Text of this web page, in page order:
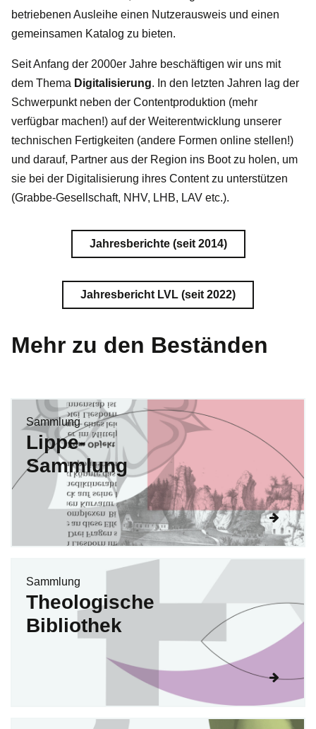
betriebenen Ausleihe einen Nutzerausweis und einen
gemeinsamen Katalog zu bieten.
Seit Anfang der 2000er Jahre beschäftigen wir uns mit
dem Thema Digitalisierung. In den letzten Jahren lag der
Schwerpunkt neben der Contentproduktion (mehr
verfügbar machen!) auf der Weiterentwicklung unserer
technischen Fertigkeiten (andere Formen online stellen!)
und darauf, Partner aus der Region ins Boot zu holen, um
sie bei der Digitalisierung ihres Content zu unterstützen
(Grabbe-Gesellschaft, NHV, LHB, LAV etc.).
Jahresberichte (seit 2014)
Jahresbericht LVL (seit 2022)
Mehr zu den Beständen
Sammlung
Lippe-
Sammlung
Sammlung
Theologische
Bibliothek